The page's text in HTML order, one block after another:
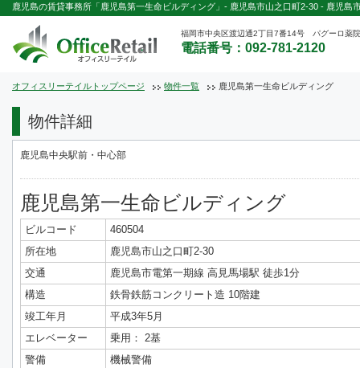
鹿児島の賃貸事務所「鹿児島第一生命ビルディング」- 鹿児島市山之口町2-30 - 鹿児島
福岡市中央区渡辺通2丁目7番14号 パグーロ薬
電話番号：092-781-2120
オフィスリーテイルトップページ 物件一覧 鹿児島第一生命ビルディング
物件詳細
鹿児島中央駅前・中心部
鹿児島第一生命ビルディング
ビルコード
460504
所在地
鹿児島市山之口町2-30
交通
鹿児島市電第一期線 高見馬場駅 徒歩1分
構造
鉄骨鉄筋コンクリート造 10階建
竣工年月
平成3年5月
エレベーター
乗用： 2基
警備
機械警備